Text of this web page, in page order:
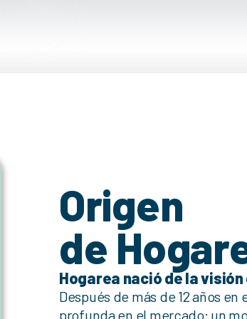
Origen
de
Hogarea nació de la visión
Después de más de 12 años
profunda en el mercado: un